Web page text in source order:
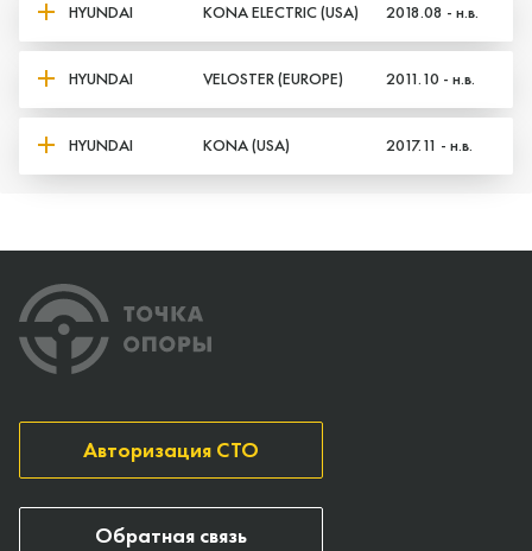
HYUNDAI KONA ELECTRIC (USA) 2018.08 - н.в.
HYUNDAI VELOSTER (EUROPE) 2011.10 - н.в.
HYUNDAI KONA (USA) 2017.11 - н.в.
Авторизация СТО
Обратная связь